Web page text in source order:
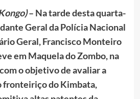
– Na tarde desta quarta-
Geral da Polícia Nacional
Geral, Francisco Monteiro
em Maquela do Zombo, na
o objetivo de avaliar a
fronteiriço do Kimbata,